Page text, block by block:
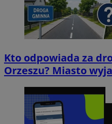
Kto odpowiada za
Orzeszu? Miasto